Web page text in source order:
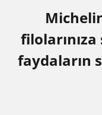
filolarınıza
faydaların